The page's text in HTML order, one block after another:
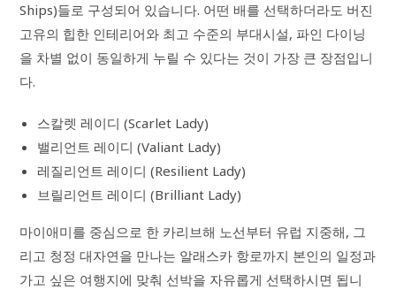
Ships)들로 구성되어 있습니다. 어떤 배를 선택하더라도 버진
고유의 힙한 인테리어와 최고 수준의 부대시설, 파인 다이닝
을 차별 없이 동일하게 누릴 수 있다는 것이 가장 큰 장점입니
다.
스칼렛 레이디 (Scarlet Lady)
밸리언트 레이디 (Valiant Lady)
레질리언트 레이디 (Resilient Lady)
브릴리언트 레이디 (Brilliant Lady)
마이애미를 중심으로 한 카리브해 노선부터 유럽 지중해, 그
리고 청정 대자연을 만나는 알래스카 항로까지 본인의 일정과
가고 싶은 여행지에 맞춰 선박을 자유롭게 선택하시면 됩니